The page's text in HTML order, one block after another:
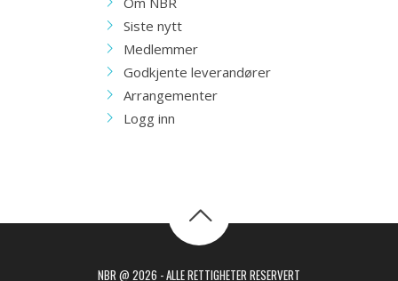
Siste nytt
Medlemmer
Godkjente leverandører
Arrangementer
Logg inn
NBR @ 2026 - ALLE RETTIGHETER RESERVERT